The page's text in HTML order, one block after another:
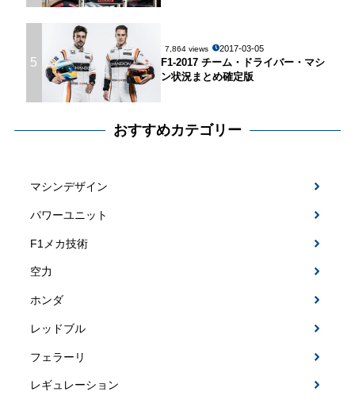
5
7,864 views 2017-03-05
F1-2017 チーム・ドライバー・マシ
ン状況まとめ確定版
おすすめカテゴリー
マシンデザイン
パワーユニット
F1メカ技術
空力
ホンダ
レッドブル
フェラーリ
レギュレーション